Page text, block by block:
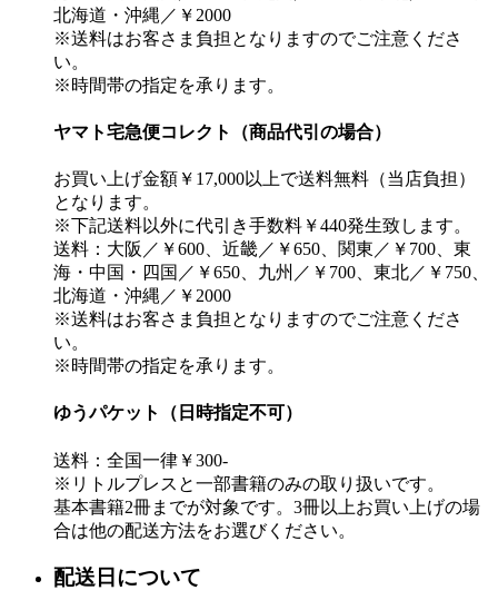
北海道・沖縄／￥2000
※送料はお客さま負担となりますのでご注意くださ
い。
※時間帯の指定を承ります。
ヤマト宅急便コレクト（商品代引の場合）
お買い上げ金額￥17,000以上で送料無料（当店負担）
となります。
※下記送料以外に代引き手数料￥440発生致します。
送料：大阪／￥600、近畿／￥650、関東／￥700、東
海・中国・四国／￥650、九州／￥700、東北／￥750、
北海道・沖縄／￥2000
※送料はお客さま負担となりますのでご注意くださ
い。
※時間帯の指定を承ります。
ゆうパケット（日時指定不可）
送料：全国一律￥300-
※リトルプレスと一部書籍のみの取り扱いです。
基本書籍2冊までが対象です。3冊以上お買い上げの場
合は他の配送方法をお選びください。
配送日について